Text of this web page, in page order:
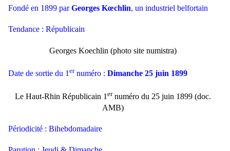
Fondé en 1899 parGeorges Kœchlin, un industriel belfortain
Tendance : Républicain
Georges Koechlin (photo site numistra)
Date de sortie du 1 ernuméro : Dimanche 25 juin 1899
Le Haut-Rhin Républicain 1ernuméro du 25 juin 1899 (doc.
AMB)
Périodicité : Bihebdomadaire